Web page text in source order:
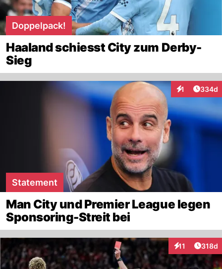
Doppelpack!
Haaland schiesst City zum Derby-
Sieg
1
Interaktionen
334d
Statement
Man City und Premier League legen
Sponsoring-Streit bei
11
Interaktionen
318d